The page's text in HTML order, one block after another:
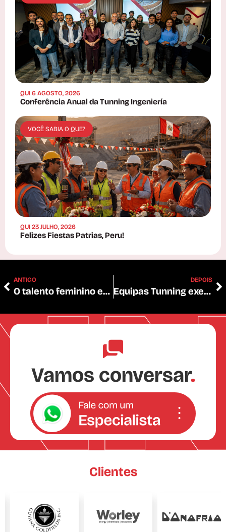
QUI 6 AGOSTO, 2026
Conferência Anual da Tunning Ingeniería
VOCÊ SABIA O QUE?
QUI 23 JULHO, 2026
Felizes Fiestas Patrias, Peru!
ANTIGO
O talento feminino especializado da Tunning-electric
DEPOIS
Equipas Tunning executam contratos exigentes na Codelco
Vamos conversar.
Clientes